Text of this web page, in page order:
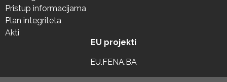
Pristup informacijama
Plan integriteta
Akti
EU projekti
EU.FENA.BA